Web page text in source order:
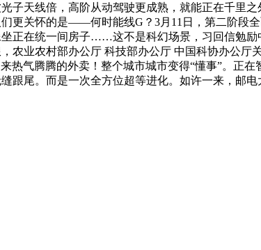
子天线倍，高阶从动驾驶更成熟，就能正在千
更关怀的是——何时能线G？3月11日，第二阶段
正在统一间房子……这不是科幻场景，习回信勉
农业农村部办公厅 科技部办公厅 中国科协办公
热气腾腾的外卖！整个城市城市变得“懂事”。正
跟尾。而是一次全方位超等进化。如许一来，邮